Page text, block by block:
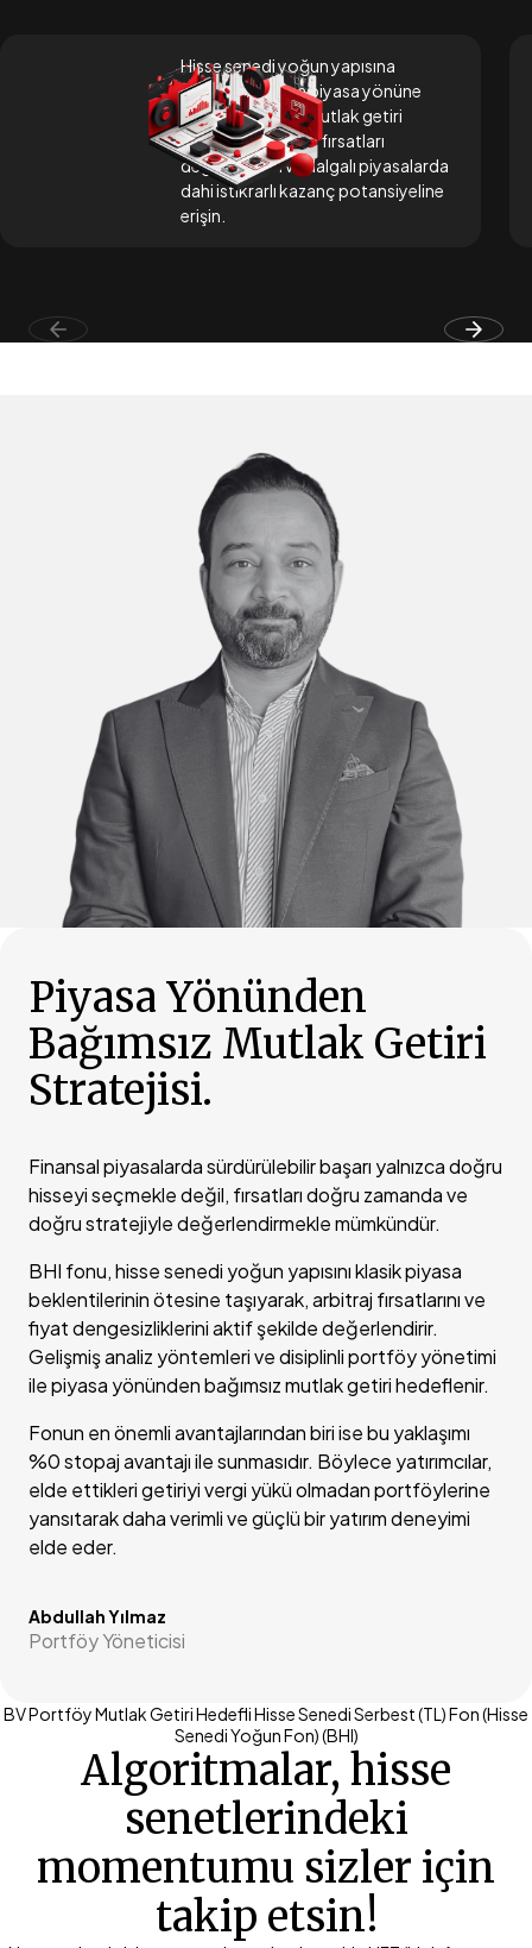
Hisse senedi yoğun yapısına
rağmen yalnızca piyasa yönüne
bağlı kalmadan, mutlak getiri
odaklı stratejilerle fırsatları
değerlendirin ve dalgalı piyasalarda
dahi istikrarlı kazanç potansiyeline
erişin.
Piyasa Yönünden
Bağımsız Mutlak Getiri
Stratejisi.
Finansal piyasalarda sürdürülebilir başarı yalnızca doğru
hisseyi seçmekle değil, fırsatları doğru zamanda ve
doğru stratejiyle değerlendirmekle mümkündür.
BHI fonu, hisse senedi yoğun yapısını klasik piyasa
beklentilerinin ötesine taşıyarak, arbitraj fırsatlarını ve
fiyat dengesizliklerini aktif şekilde değerlendirir.
Gelişmiş analiz yöntemleri ve disiplinli portföy yönetimi
ile piyasa yönünden bağımsız mutlak getiri hedeflenir.
Fonun en önemli avantajlarından biri ise bu yaklaşımı
%0 stopaj avantajı ile sunmasıdır. Böylece yatırımcılar,
elde ettikleri getiriyi vergi yükü olmadan portföylerine
yansıtarak daha verimli ve güçlü bir yatırım deneyimi
elde eder.
Abdullah Yılmaz
Portföy Yöneticisi
BV Portföy Mutlak Getiri Hedefli Hisse Senedi Serbest (TL) Fon (Hisse
Senedi Yoğun Fon) (BHI)
Algoritmalar, hisse
senetlerindeki
momentumu sizler için
takip etsin!